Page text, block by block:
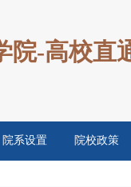
院-高校直
院系设置 院校政策